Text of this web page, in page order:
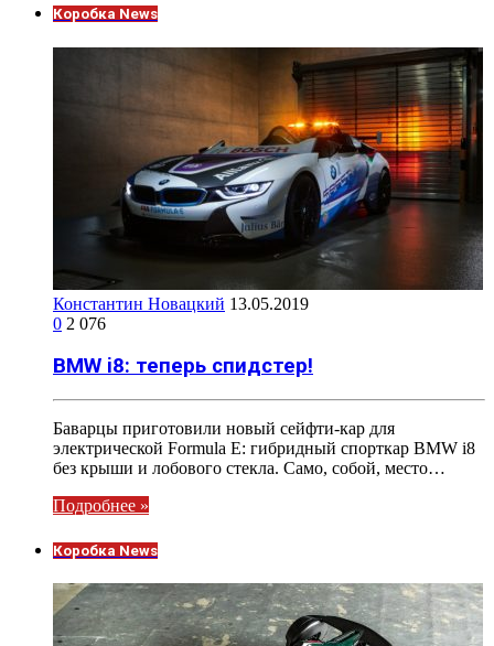
Коробка News
Константин Новацкий 13.05.2019
0 2 076
BMW i8: теперь спидстер!
Баварцы приготовили новый сейфти-кар для
электрической Formula E: гибридный спорткар BMW i8
без крыши и лобового стекла. Само, собой, место…
Подробнее »
Коробка News